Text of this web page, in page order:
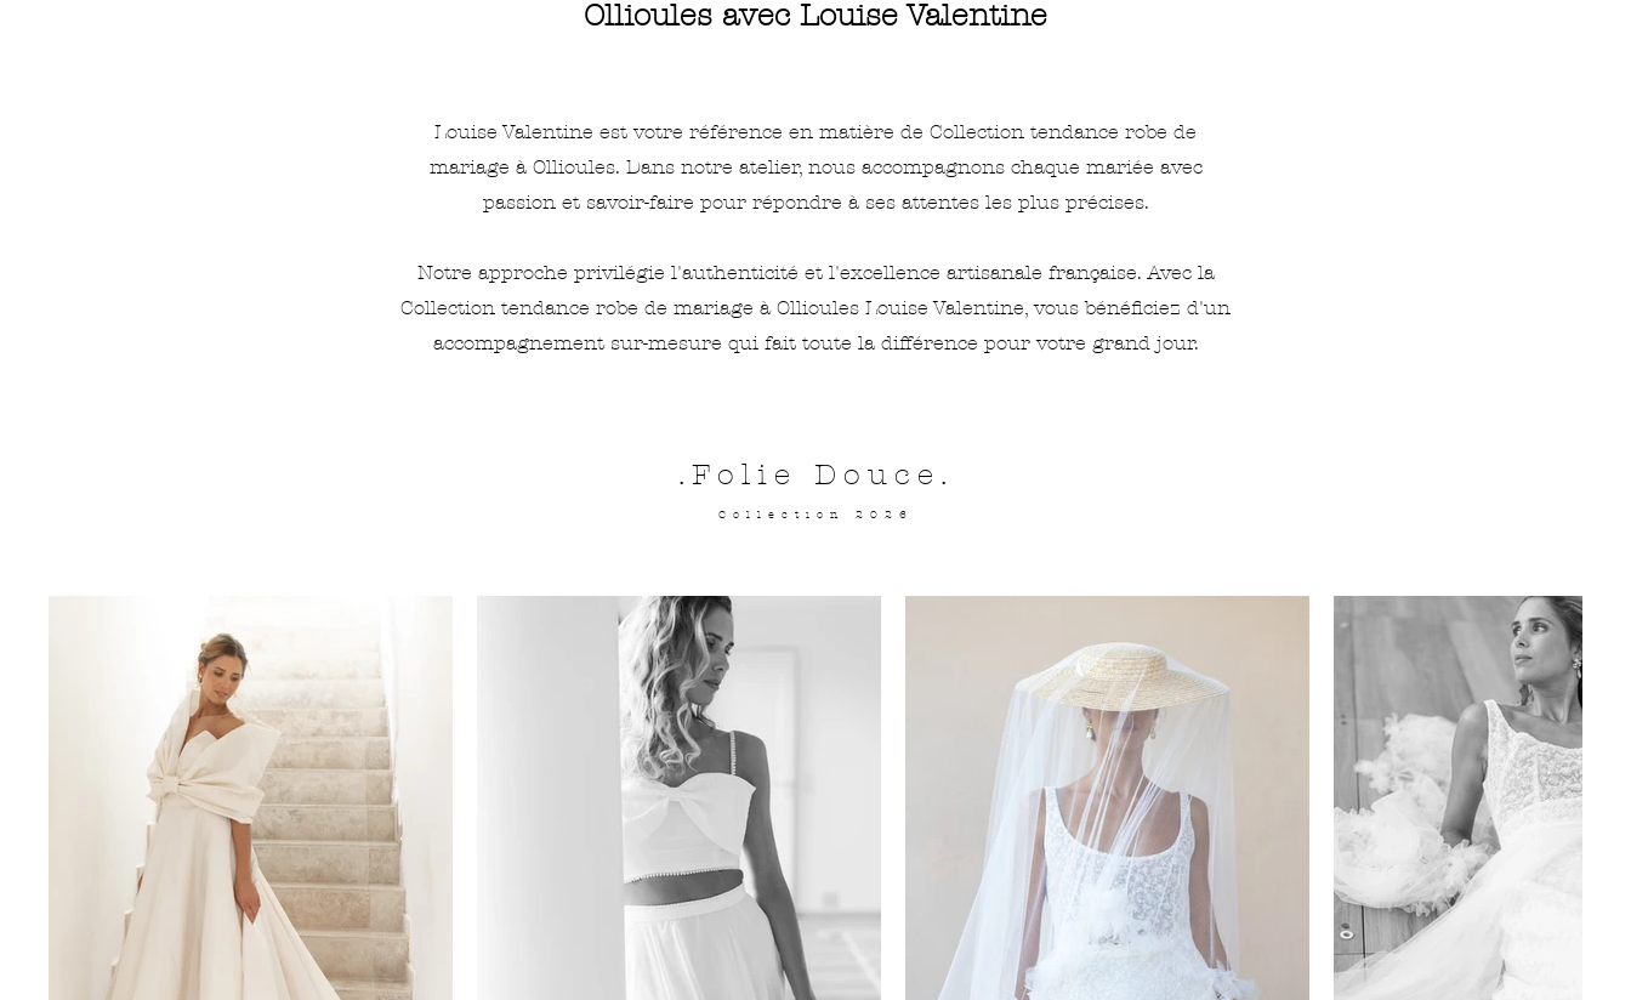
Ollioules avec Louise Valentine
Louise Valentine est votre référence en matière de Collection tendance robe de
mariage à Ollioules. Dans notre atelier, nous accompagnons chaque mariée avec
passion et savoir-faire pour répondre à ses attentes les plus précises.
Notre approche privilégie l'authenticité et l'excellence artisanale française. Avec la
Collection tendance robe de mariage à Ollioules Louise Valentine, vous bénéficiez d'un
accompagnement sur-mesure qui fait toute la différence pour votre grand jour.
.Folie Douce.
Collection 2026